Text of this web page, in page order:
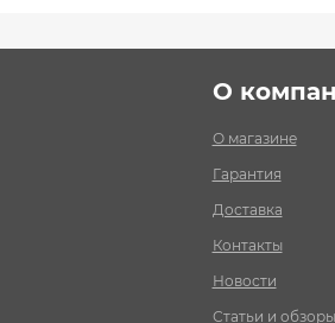
О
О магазине
Гарантия
Доставка
Контакты
Новости
Статьи и обзоры